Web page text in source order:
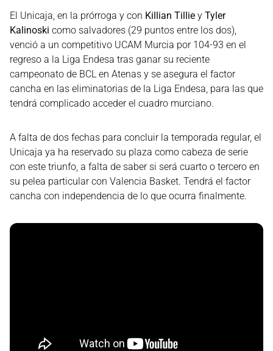
El Unicaja, en la prórroga y con Killian Tillie y Tyler
Kalinoski como salvadores (29 puntos entre los dos),
venció a un competitivo UCAM Murcia por 104-93 en el
regreso a la Liga Endesa tras ganar su reciente
campeonato de BCL en Atenas y se asegura el factor
cancha en las eliminatorias de la Liga Endesa, para las que
tendrá complicado acceder el cuadro murciano.
A falta de dos fechas para concluir la temporada regular, el
Unicaja ya ha reservado su plaza como cabeza de serie
con este triunfo, a falta de saber si será cuarto o tercero en
su pelea particular con Valencia Basket. Tendrá el factor
cancha con independencia de lo que ocurra finalmente.